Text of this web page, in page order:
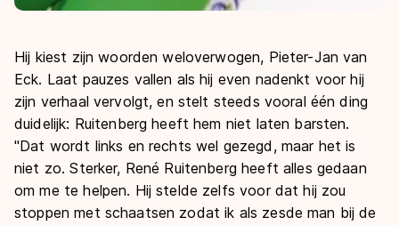
Hij kiest zijn woorden weloverwogen, Pieter-Jan van
Eck. Laat pauzes vallen als hij even nadenkt voor hij
zijn verhaal vervolgt, en stelt steeds vooral één ding
duidelijk: Ruitenberg heeft hem niet laten barsten.
"Dat wordt links en rechts wel gezegd, maar het is
niet zo. Sterker, René Ruitenberg heeft alles gedaan
om me te helpen. Hij stelde zelfs voor dat hij zou
stoppen met schaatsen zodat ik als zesde man bij de